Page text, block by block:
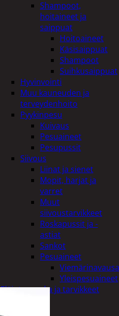
Shampoot,
hoitaineet ja
saippuat
Hoitoaineet
Käsisaippuat
Shampoot
Suihkusaippuat
Hyvinvointi
Muu kauneuden ja
terveydenhoito
Pyykinpesu
Kuivaus
Pesuaineet
Pesupussit
Siivous
Liinat ja sienet
Mopit, harjat ja
varret
Muut
siivoustarvikkeet
Roskapussit ja -
astiat
Sankot
Pesuaineet
Yleispesuaineet
Eläintenruoka ja tarvikkeet